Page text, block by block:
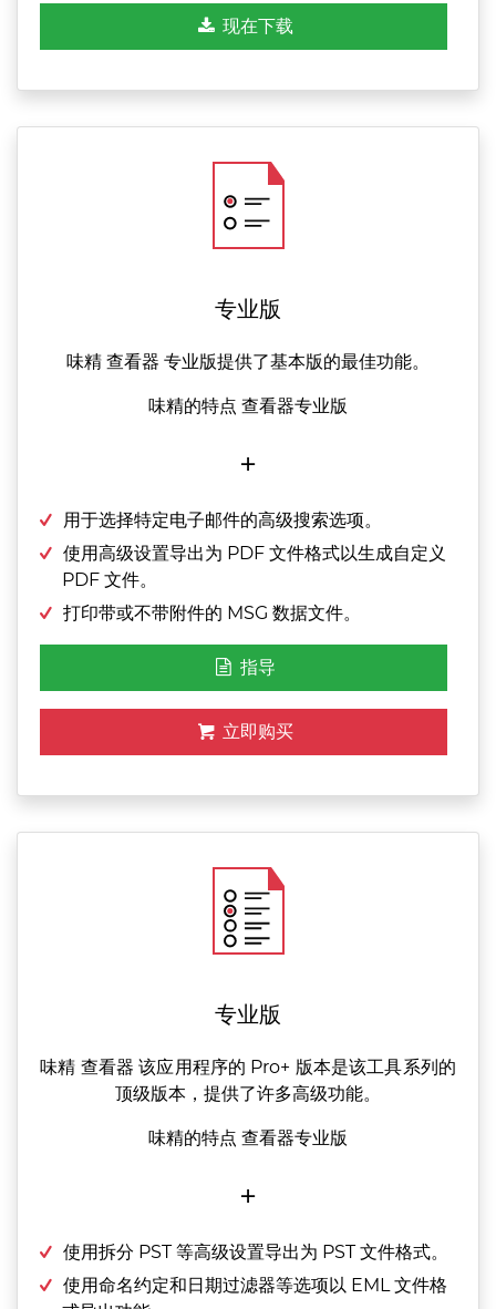
现在下载
专业版
味精 查看器 专业版提供了基本版的最佳功能。
味精的特点 查看器专业版
+
用于选择特定电子邮件的高级搜索选项。
使用高级设置导出为 PDF 文件格式以生成自定义
PDF 文件。
打印带或不带附件的 MSG 数据文件。
指导
立即购买
专业版
味精 查看器 该应用程序的 Pro+ 版本是该工具系列的
顶级版本，提供了许多高级功能。
味精的特点 查看器专业版
+
使用拆分 PST 等高级设置导出为 PST 文件格式。
使用命名约定和日期过滤器等选项以 EML 文件格